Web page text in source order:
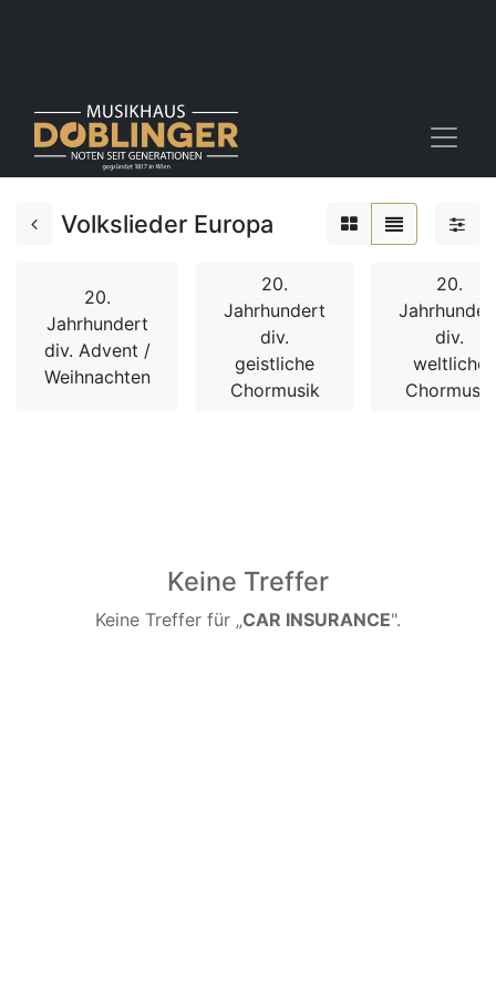
Volkslieder Europa
20.
Jahrhundert
div. Advent /
Weihnachten
20.
Jahrhundert
div.
geistliche
Chormusik
20.
div.
weltliche
Chormusik
Keine Treffer
Keine Treffer für „CAR INSURANCE".